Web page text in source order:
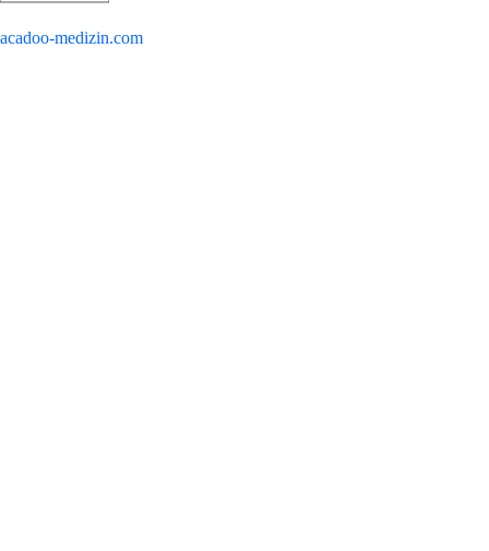
acadoo-medizin.com